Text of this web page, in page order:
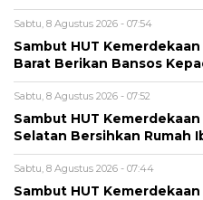
Sabtu, 8 Agustus 2026 - 07:54
Sambut HUT
Barat Berikan Bansos
Sabtu, 8 Agustus 2026 - 07:52
Sambut HUT
Selatan Bersihkan Rumah
Sabtu, 8 Agustus 2026 - 07:44
Sambut HUT Kemerdekaan